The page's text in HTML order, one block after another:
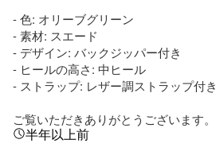
- 色: オリーブグリーン
- 素材: スエード
- デザイン: バックジッパー付き
- ヒールの高さ: 中ヒール
- ストラップ: レザー調ストラップ付き
ご覧いただきありがとうございます。
半年以上前